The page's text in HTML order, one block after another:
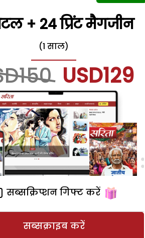
+ 24 प्रिंट मैगजीन
(1 साल)
USD129
सब्सक्रिप्शन गिफ्ट करें
सब्सक्राइब करें